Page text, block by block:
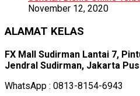
November 12, 2020
ALAMAT KELAS
FX Mall Sudirman Lantai 7,
Jendral Sudirman, Jakarta
WhatsApp : 0813-8154-6943